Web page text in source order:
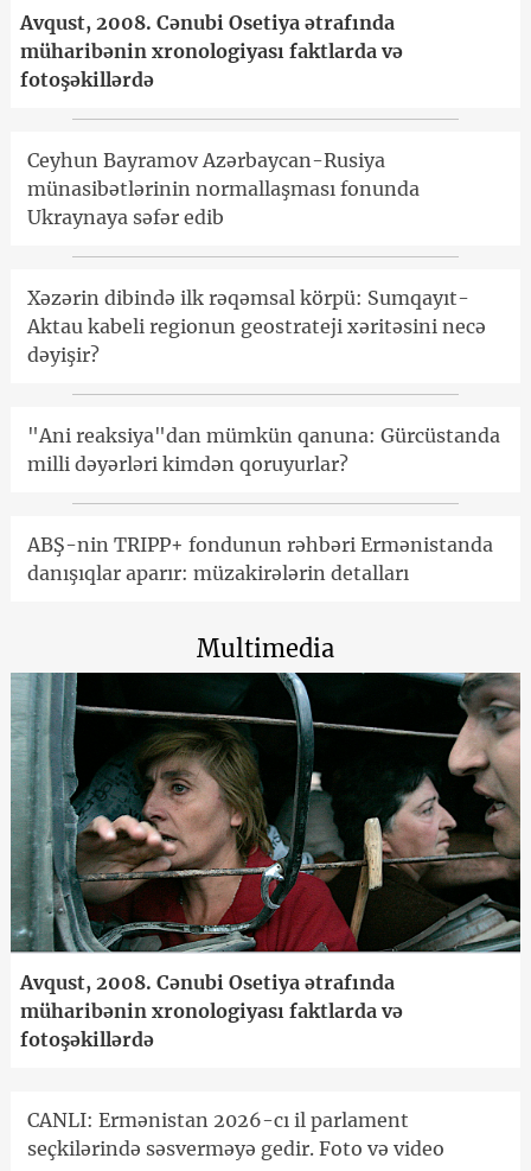
Avqust, 2008. Cənubi Osetiya ətrafında
müharibənin xronologiyası faktlarda və
fotoşəkillərdə
Ceyhun Bayramov Azərbaycan-Rusiya
münasibətlərinin normallaşması fonunda
Ukraynaya səfər edib
Xəzərin dibində ilk rəqəmsal körpü: Sumqayıt-
Aktau kabeli regionun geostrateji xəritəsini necə
dəyişir?
"Ani reaksiya"dan mümkün qanuna: Gürcüstanda
milli dəyərləri kimdən qoruyurlar?
ABŞ-nin TRIPP+ fondunun rəhbəri Ermənistanda
danışıqlar aparır: müzakirələrin detalları
Multimedia
Avqust, 2008. Cənubi Osetiya ətrafında
müharibənin xronologiyası faktlarda və
fotoşəkillərdə
CANLI: Ermənistan 2026-cı il parlament
seçkilərində səsverməyə gedir. Foto və video